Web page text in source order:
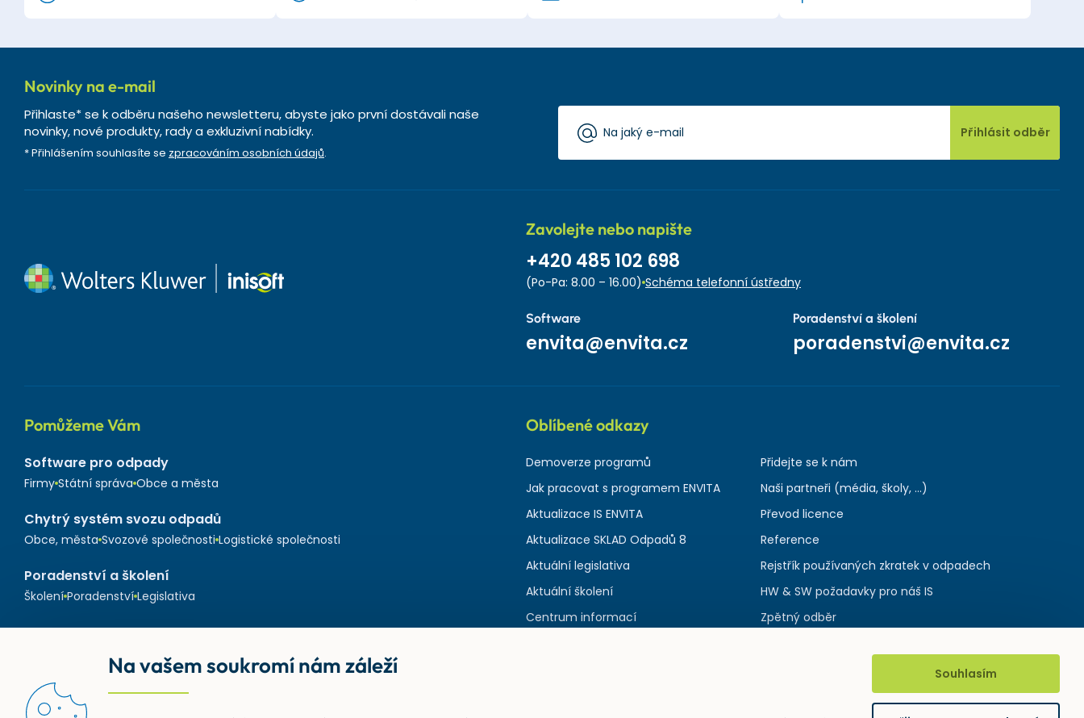
Novinky na e-mail
Přihlaste* se k odběru našeho newsletteru, abyste jako první dostávali naše
novinky, nové produkty, rady a exkluzivní nabídky.
* Přihlášením souhlasíte se zpracováním osobních údajů.
Přihlásit odběr
Zavolejte nebo napište
+420 485 102 698
(Po-Pa: 8.00 – 16.00) Schéma telefonní ústředny
Software
envita@envita.cz
Poradenství a školení
poradenstvi@envita.cz
Pomůžeme Vám
Software pro odpady
Firmy Státní správa Obce a města
Chytrý systém svozu odpadů
Obce, města Svozové společnosti Logistické společnosti
Poradenství a školení
Školení Poradenství Legislativa
Oblíbené odkazy
Demoverze programů
Jak pracovat s programem ENVITA
Aktualizace IS ENVITA
Aktualizace SKLAD Odpadů 8
Aktuální legislativa
Aktuální školení
Centrum informací
Přidejte se k nám
Naši partneři (média, školy, ...)
Převod licence
Reference
Rejstřík používaných zkratek v odpadech
HW & SW požadavky pro náš IS
Zpětný odběr
Na vašem soukromí nám záleží Souhlasím